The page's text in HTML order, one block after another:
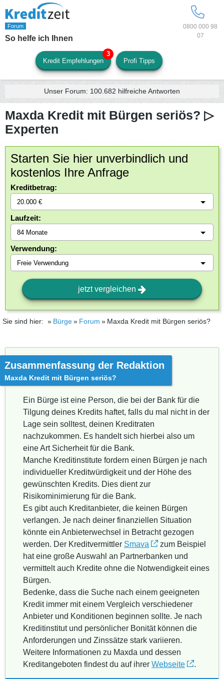
0800 000 98
07
So helfe ich Ihnen
Kredit Empfehlungen Profi Tipps
Unser Forum: 100.682 hilfreiche Antworten
Maxda Kredit mit Bürgen seriös? ▷
Experten
Starten Sie hier unverbindlich und
kostenlos Ihre Anfrage
Kreditbetrag:
Laufzeit:
Verwendung:
jetzt vergleichen
Sie sind hier: Bürge Forum Maxda Kredit mit Bürgen seriös?
Zusammenfassung der Redaktion
Maxda Kredit mit Bürgen seriös?
Ein Bürge ist eine Person, die bei der Bank für die
Tilgung deines Kredits haftet, falls du mal nicht in der
Lage sein solltest, deinen Kreditraten
nachzukommen. Es handelt sich hierbei also um
eine Art Sicherheit für die Bank.
Manche Kreditinstitute fordern einen Bürgen je nach
individueller Kreditwürdigkeit und der Höhe des
gewünschten Kredits. Dies dient zur
Risikominimierung für die Bank.
Es gibt auch Kreditanbieter, die keinen Bürgen
verlangen. Je nach deiner finanziellen Situation
könnte ein Anbieterwechsel in Betracht gezogen
werden. Der Kreditvermittler Smava
zum Beispiel
hat eine große Auswahl an Partnerbanken und
vermittelt auch Kredite ohne die Notwendigkeit eines
Bürgen.
Bedenke, dass die Suche nach einem geeigneten
Kredit immer mit einem Vergleich verschiedener
Anbieter und Konditionen beginnen sollte. Je nach
Kreditinstitut und persönlicher Bonität können die
Anforderungen und Zinssätze stark variieren.
Weitere Informationen zu Maxda und dessen
Kreditangeboten findest du auf ihrer Webseite .